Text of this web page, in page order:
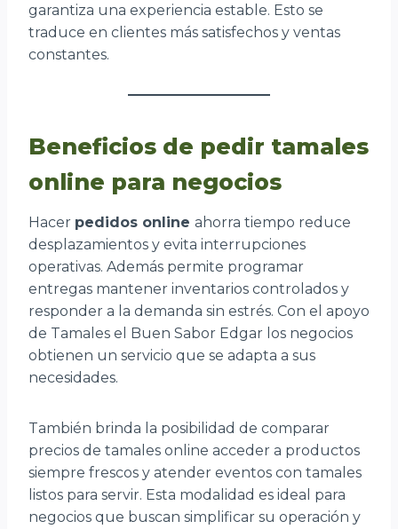
garantiza una experiencia estable. Esto se
traduce en clientes más satisfechos y ventas
constantes.
Beneficios de pedir tamales
online para negocios
Hacer pedidos online ahorra tiempo reduce
desplazamientos y evita interrupciones
operativas. Además permite programar
entregas mantener inventarios controlados y
responder a la demanda sin estrés. Con el apoyo
de Tamales el Buen Sabor Edgar los negocios
obtienen un servicio que se adapta a sus
necesidades.
También brinda la posibilidad de comparar
precios de tamales online acceder a productos
siempre frescos y atender eventos con tamales
listos para servir. Esta modalidad es ideal para
negocios que buscan simplificar su operación y